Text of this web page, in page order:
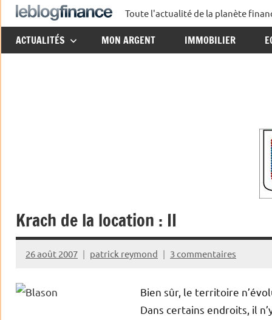
Aller
au
contenu
Le
Blog
Toute l'actualité de la planète
ACTUALITÉS MON ARGENT IMMOBILIER
Krach de la location : II
26 août 2007 patrick reymond 3 commentaires
Bien sûr, le territoire
Dans certains endroits, il